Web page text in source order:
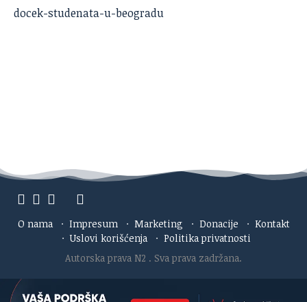
docek-studenata-u-beogradu
O nama · Impresum · Marketing · Donacije · Kontakt
· Uslovi korišćenja · Politika privatnosti
Autorska prava N2 . Sva prava zadržana.